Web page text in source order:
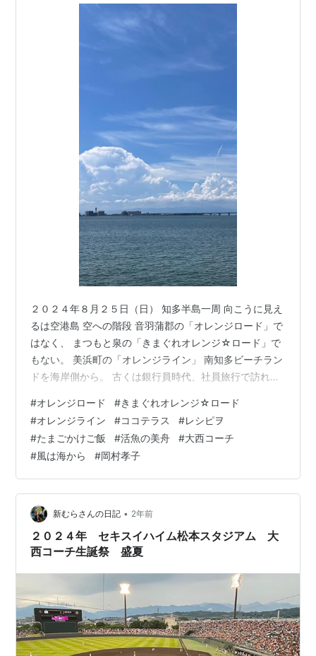
２０２４年８月２５日（日） 知多半島一周 向こうに見え
るは空港島 空への階段 音羽蒲郡の「オレンジロード」で
はなく、 まつもと泉の「きまぐれオレンジ☆ロード」で
もない。 美浜町の「オレンジライン」 南知多ビーチラン
ドを海岸側から。 古くは銀行員時代、社員旅行で訪れた
写真撮った食べ物 芒種（ぼうしゅ）を過ぎて - 新むらさ
んの日記 おいしい食事と良い雰囲気。 海岸沿いのドライ
ブ。 ココテラスの丘 たまご農家のキッチン レシピヲ い
つもの限定「プレミアムたまごかけ御膳」を二人で。
各々へのお土産 もちろん晩ご飯は「たまごかけご飯」 お
いしい。 …
#オレンジロード #きまぐれオレンジ☆ロード
#オレンジライン #ココテラス #レシピヲ
#たまごかけご飯 #活魚の美舟 #大西コーチ
#風は海から #岡村孝子
新むらさんの日記 • 2年前
２０２４年 セキスイハイム松本スタジアム 大
西コーチ生誕祭 盛夏